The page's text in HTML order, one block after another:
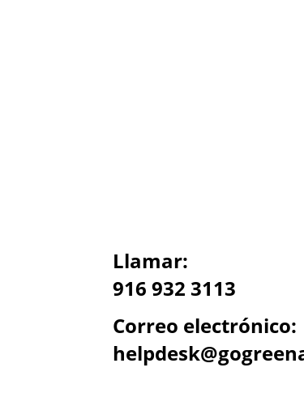
Llamar:
916 932 3113
Correo electrónico: